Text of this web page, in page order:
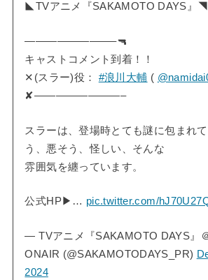
◣TVアニメ『SAKAMOTO DAYS』◥
————————–🔫
キャストコメント到着！！
✕(スラー)役： #浪川大輔 (
✘————————–
スラーは、登場時とても謎に包まれ
う、悪そう、怪しい、そんな
雰囲気を纏っています。
公式HP▶… pic.twitter.com/
— TVアニメ『SAKAMOTO DAYS』
ONAIR (@SAKAMOTODAYS_PR)
2024